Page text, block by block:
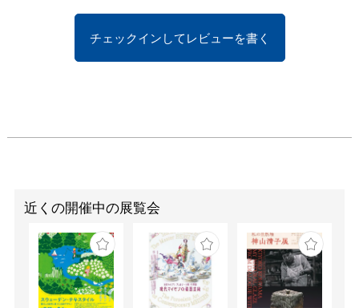
チェックインしてレビューを書く
近くの開催中の展覧会